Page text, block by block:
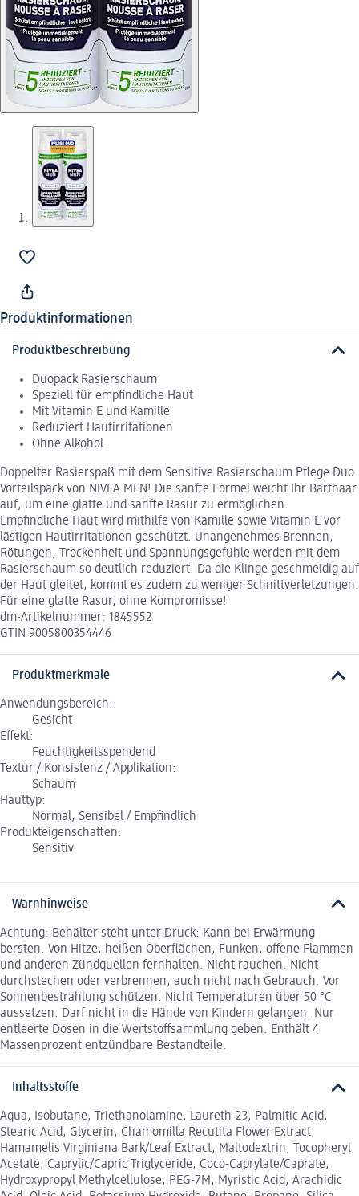
Produktinformationen
Produktbeschreibung
Duopack Rasierschaum
Speziell für empfindliche Haut
Mit Vitamin E und Kamille
Reduziert Hautirritationen
Ohne Alkohol
Doppelter Rasierspaß mit dem Sensitive Rasierschaum Pflege Duo
Vorteilspack von NIVEA MEN! Die sanfte Formel weicht Ihr Barthaar
auf, um eine glatte und sanfte Rasur zu ermöglichen.
Empfindliche Haut wird mithilfe von Kamille sowie Vitamin E vor
lästigen Hautirritationen geschützt. Unangenehmes Brennen,
Rötungen, Trockenheit und Spannungsgefühle werden mit dem
Rasierschaum so deutlich reduziert. Da die Klinge geschmeidig auf
der Haut gleitet, kommt es zudem zu weniger Schnittverletzungen.
Für eine glatte Rasur, ohne Kompromisse!
dm-Artikelnummer: 1845552
GTIN 9005800354446
Produktmerkmale
Anwendungsbereich:
Gesicht
Effekt:
Feuchtigkeitsspendend
Textur / Konsistenz / Applikation:
Schaum
Hauttyp:
Normal, Sensibel / Empfindlich
Produkteigenschaften:
Sensitiv
Warnhinweise
Achtung: Behälter steht unter Druck: Kann bei Erwärmung
bersten. Von Hitze, heißen Oberflächen, Funken, offene Flammen
und anderen Zündquellen fernhalten. Nicht rauchen. Nicht
durchstechen oder verbrennen, auch nicht nach Gebrauch. Vor
Sonnenbestrahlung schützen. Nicht Temperaturen über 50 °C
aussetzen. Darf nicht in die Hände von Kindern gelangen. Nur
entleerte Dosen in die Wertstoffsammlung geben. Enthält 4
Massenprozent entzündbare Bestandteile.
Inhaltsstoffe
Aqua, Isobutane, Triethanolamine, Laureth-23, Palmitic Acid,
Stearic Acid, Glycerin, Chamomilla Recutita Flower Extract,
Hamamelis Virginiana Bark/Leaf Extract, Maltodextrin, Tocopheryl
Acetate, Caprylic/Capric Triglyceride, Coco-Caprylate/Caprate,
Hydroxypropyl Methylcellulose, PEG-7M, Myristic Acid, Arachidic